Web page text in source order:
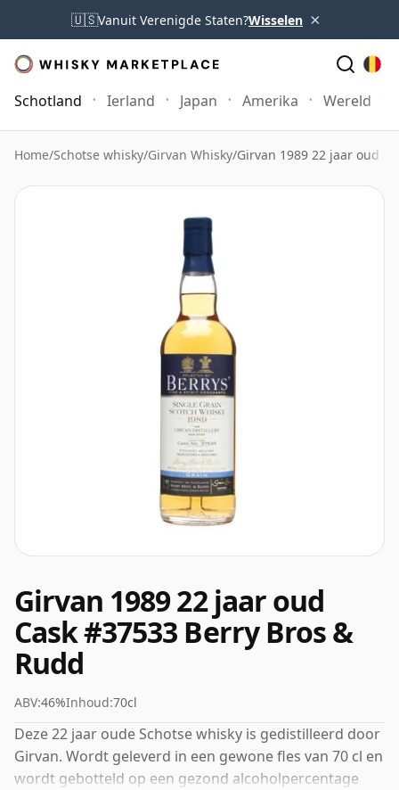
🇺🇸Vanuit Verenigde Staten?Wisselen ×
Schotland Ierland Japan Amerika Wereld
Home/Schotse whisky/Girvan Whisky/Girvan 1989 22 jaar oud
Girvan 1989 22 jaar oud
Cask #37533 Berry Bros &
Rudd
ABV:46%Inhoud:70cl
Deze 22 jaar oude Schotse whisky is gedistilleerd door
Girvan. Wordt geleverd in een gewone fles van 70 cl en
wordt gebotteld op een gezond alcoholpercentage